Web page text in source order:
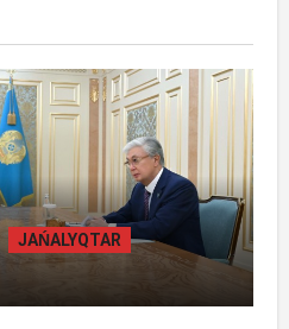
JAŃALYQTAR
ХОЛДИНГІНІҢ